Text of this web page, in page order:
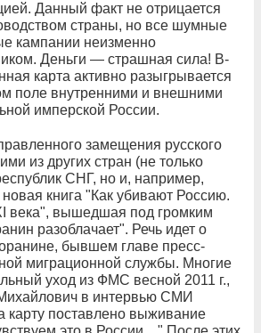
Данный факт не отрицается
страны, но все шумные
кампании неизменно
Деньги — страшная сила! В-
карта активно разыгрывается
поле внутренними и внешними
имперской России.
замещения русского
из других стран (не только
СНГ, но и, например,
книга "Как убивают Россию.
века", вышедшая под громким
разоблачает". Речь идет о
бывшем главе пресс-
миграционной службы. Многие
уход из ФМС весной 2011 г.,
в интервью СМИ
карту поставлено выживание